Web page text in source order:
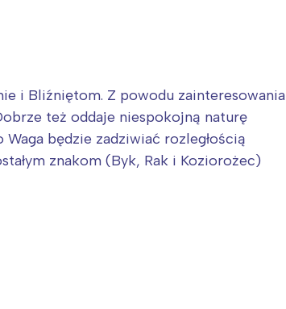
i Bliźniętom. Z powodu zainteresowania
też oddaje niespokojną naturę
będzie zadziwiać rozległością
znakom (Byk, Rak i Koziorożec)